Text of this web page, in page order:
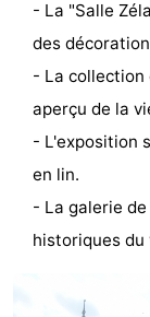
jeux
Aires
jeux
intérieures
Bowling
Parcours
mini-
Centres
bien-
Villages
villes
Nature
Visites
guidées
- La "Salle
des
- La collection
aperçu de la
- L'exposition
en lin.
- La galerie
historiques du